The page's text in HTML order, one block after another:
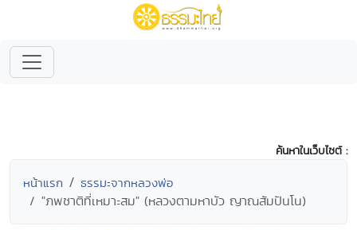
ค้นหาในเว็บไซต์ :
หน้าแรก ธรรมะจากหลวงพ่อ
"ภพชาติที่เหมาะสม" (หลวงตามหาบัว ญาณสัมปันโน)